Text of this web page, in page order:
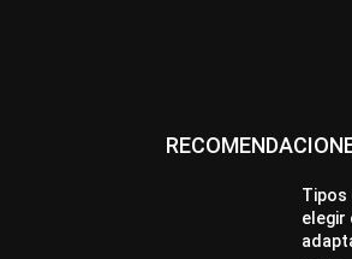
Tipos
elegir